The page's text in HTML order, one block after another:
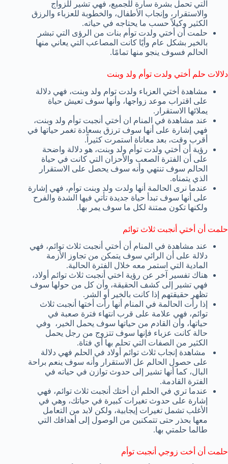
التي تحمل بشرة سارة للجميع، فهي تشير للزواج
والاستقرار، وإنجاب الأطفال، والخطوبة للعزباء والرزق
الكثير وكيلاً حسب ما يحتاجه في حياته.
حلمت أن أختي ولدت توأم بنات من الرؤى التي تبشر
بالخير بشكل عام وأيًا كانت المصاعب التي يعاني منها
الحالم فسوف ينجو منها تمامًا.
دلالات حلم أختي ولدت توأم ولد وبنت
مشاهدة أختي العزباء ولدت توام ولد وبنت، فهي دلالة
على اقتراب موعد زواجها، وأنها سوف تعيش حياة
يملائها الاستقرار.
عند مشاهدة في المنام ان أختي أنجبت توأم ولد وبنت،
فهي إشارة على أنها سوف ترزق بسعادة تغمر حياتها في
أقرب وقت، بعد معاناة استمرت كثيراً.
رؤية أن أختي ولدت توأم ولد وبنت، هو دلالة واضحة
على أن الفترة الصعب والأحزان التي كانت في حياة
الحالم سوف تنتهي وأنه سوف يحصل على الاستقرار
الذي يتمناه.
عندما نرى الحالمة أنها ولدت ولد وبنت توأم، فهي إشارة
على أنها سوف تبدأ حياة جديدة تأتي فيها الشدة والفرح
ولكنها تكون ممتنة لكل ما سوف يمر بها.
حلمت أن أختي أنجبت ثلاث توائم
عند مشاهدة في المنام أن أختي أنجبت ثلاث توائم، فهي
دلالة على أن الرائي سوف يتمكن من تجاوز الأزمة
المادية التي استمر معه خلال الفترة الحالية.
هناك تفسير آخر عن رؤية اختي أنجبت ثلاث توائم أولاد،
فهي تشير إلى كشف الحقيقة، وأن كل من حولها سوف
تظهر حقيقتهم إذا كانت بالخير أو الشر.
إذا رأت الحالمة في المنام أنها رأت أختها أنجبت ثلاث
توائم، فهي علامة على قرب انتهاء فترة صعبة في
حياتها، وأن القادم من حياتها سوف يحمل الخير، وفي
حالة كانت عزباء فإنها سوف تتزوج من رجل يحمل
الكثير من الصفات التي تحلم بها أي فتاة.
مشاهدة إنجاب ثلاث توائم أولاد في الحلم فهي دلالة
على حصول الحالم عل الاستقرار وأنه سوف ينعم براحة
البال، كما أنها تشير إلى حدوث توازن في حياته في
الفترة القادمة.
عندما تري في الحلم أن أختك أنجبت ثلاث توائم، فهي
إشارة على حدوث تغيرات كبيرة في حياتك، وهي في
الأغلب تشمل تغيرات إيجابية، ولكن لابد من التعامل
معها بحذر حتى تتمكنين من الوصول إلى أهدافك التي
طالما حلمتي بها.
حلمت أن أخت زوجي أنجبت توأم